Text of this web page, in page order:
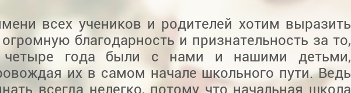
всех учеников и родителей хотим выразить
благодарность и признательность за то,
четыре года были с нами и нашими детьми,
их в самом начале школьного пути. Ведь
всегда нелегко, потому что начальная школа